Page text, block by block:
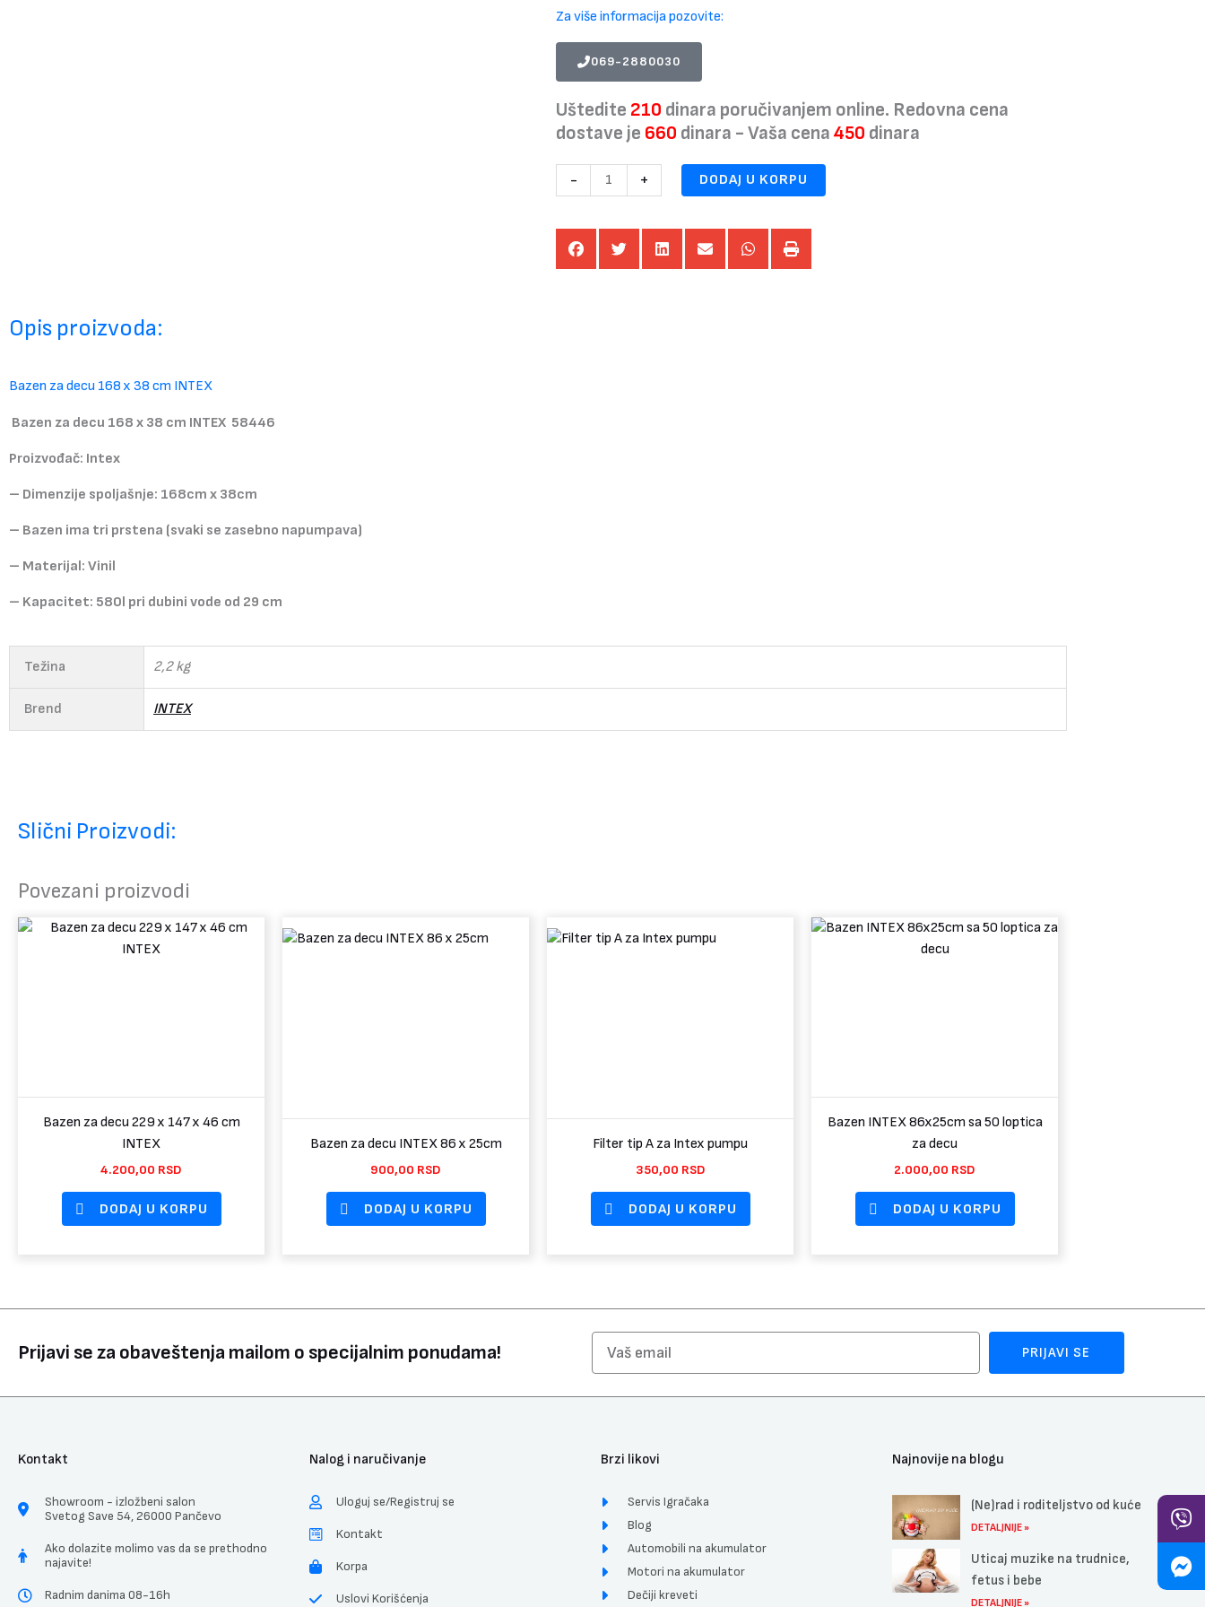
Za više informacija pozovite:
069-2880030
Uštedite 210 dinara poručivanjem online. Redovna cena
dostave je 660 dinara - Vaša cena450 dinara
-
za
168
+ DODAJ U KORPU
Opis proizvoda:
Bazen za decu 168 x 38 cm INTEX
Bazen za decu 168 x 38 cm INTEX 58446
Proizvođač: Intex
– Dimenzije spoljašnje: 168cm x 38cm
– Bazen ima tri prstena (svaki se zasebno napumpava)
– Materijal: Vinil
– Kapacitet: 580l pri dubini vode od 29 cm
Težina 2,2 kg
Brend INTEX
Slični Proizvodi:
Povezani proizvodi
Bazen za decu 229 x 147 x 46 cm
INTEX
4.200,00 RSD
DODAJ U KORPU
Bazen za decu INTEX 86 x 25cm
900,00 RSD
DODAJ U KORPU
Filter tip A za Intex pumpu
350,00 RSD
DODAJ U KORPU
Bazen INTEX 86x25cm sa 50 loptica
za decu
2.000,00 RSD
DODAJ U KORPU
Prijavi se za obaveštenja mailom o specijalnim ponudama! PRIJAVI SE
Kontakt
Showroom - izložbeni salon
Svetog Save 54, 26000 Pančevo
Ako dolazite molimo vas da se prethodno
najavite!
Radnim danima 08-16h
Nalog i naručivanje
Uloguj se/Registruj se
Kontakt
Korpa
Uslovi Korišćenja
Brzi likovi
Servis Igračaka
Blog
Automobili na akumulator
Motori na akumulator
Dečiji kreveti
Najnovije na blogu
(Ne)rad i roditeljstvo od kuće
DETALJNIJE »
Uticaj muzike na trudnice,
fetus i bebe
DETALJNIJE »